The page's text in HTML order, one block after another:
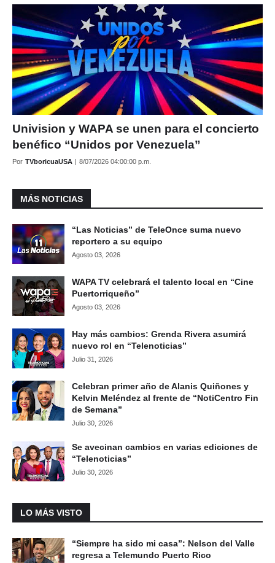
Univision y WAPA se unen para el concierto
benéfico “Unidos por Venezuela”
Por TVboricuaUSA | 8/07/2026 04:00:00 p.m.
MÁS NOTICIAS
“Las Noticias” de TeleOnce suma nuevo
reportero a su equipo
Agosto 03, 2026
WAPA TV celebrará el talento local en “Cine
Puertorriqueño”
Agosto 03, 2026
Hay más cambios: Grenda Rivera asumirá
nuevo rol en “Telenoticias”
Julio 31, 2026
Celebran primer año de Alanis Quiñones y
Kelvin Meléndez al frente de “NotiCentro Fin
de Semana”
Julio 30, 2026
Se avecinan cambios en varias ediciones de
“Telenoticias”
Julio 30, 2026
LO MÁS VISTO
“Siempre ha sido mi casa”: Nelson del Valle
regresa a Telemundo Puerto Rico